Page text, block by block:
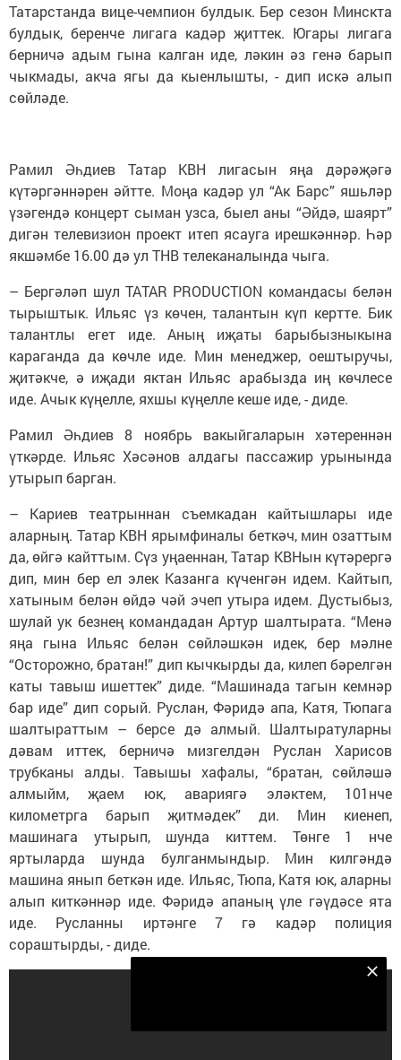
Татарстанда вице-чемпион булдык. Бер сезон Минскта
булдык, беренче лигага кадәр җиттек. Югары лигага
берничә адым гына калган иде, ләкин әз генә барып
чыкмады, акча ягы да кыенлышты, - дип искә алып
сөйләде.
Рамил Әһдиев Татар КВН лигасын яңа дәрәҗәгә
күтәргәннәрен әйтте. Моңа кадәр ул “Ак Барс” яшьләр
үзәгендә концерт сыман узса, быел аны “Әйдә, шаярт”
дигән телевизион проект итеп ясауга ирешкәннәр. Һәр
якшәмбе 16.00 дә ул ТНВ телеканалында чыга.
– Бергәләп шул TATAR PRODUCTION командасы белән
тырыштык. Ильяс үз көчен, талантын күп кертте. Бик
талантлы егет иде. Аның иҗаты барыбызныкына
караганда да көчле иде. Мин менеджер, оештыручы,
җитәкче, ә иҗади яктан Ильяс арабызда иң көчлесе
иде. Ачык күңелле, яхшы күңелле кеше иде, - диде.
Рамил Әһдиев 8 ноябрь вакыйгаларын хәтереннән
үткәрде. Ильяс Хәсәнов алдагы пассажир урынында
утырып барган.
– Кариев театрыннан съемкадан кайтышлары иде
аларның. Татар КВН ярымфиналы беткәч, мин озаттым
да, өйгә кайттым. Сүз уңаеннан, Татар КВНын күтәрергә
дип, мин бер ел элек Казанга күченгән идем. Кайтып,
хатыным белән өйдә чәй эчеп утыра идем. Дустыбыз,
шулай ук безнең командадан Артур шалтырата. “Менә
яңа гына Ильяс белән сөйләшкән идек, бер мәлне
“Осторожно, братан!” дип кычкырды да, килеп бәрелгән
каты тавыш ишеттек” диде. “Машинада тагын кемнәр
бар иде” дип сорый. Руслан, Фәридә апа, Катя, Тюпага
шалтыраттым – берсе дә алмый. Шалтыратуларны
дәвам иттек, берничә мизгелдән Руслан Харисов
трубканы алды. Тавышы хафалы, “братан, сөйләшә
алмыйм, җаем юк, авариягә эләктем, 101нче
километрга барып җитмәдек” ди. Мин киенеп,
машинага утырып, шунда киттем. Төнге 1 нче
яртыларда шунда булганмындыр. Мин килгәндә
машина янып беткән иде. Ильяс, Тюпа, Катя юк, аларны
алып киткәннәр иде. Фәридә апаның үле гәүдәсе ята
иде. Русланны иртәнге 7 гә кадәр полиция
сораштырды, - диде.